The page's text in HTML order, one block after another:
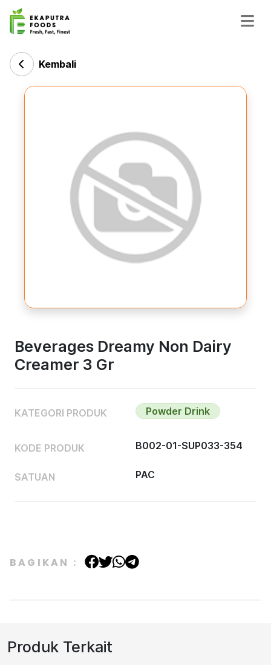
Kembali
Beverages Dreamy Non Dairy
Creamer 3 Gr
KATEGORI PRODUK Powder Drink
KODE PRODUK B002-01-SUP033-354
SATUAN PAC
BAGIKAN :
Produk Terkait